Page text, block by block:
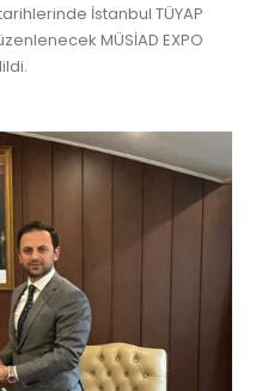
İstanbul TÜYAP
MÜSİAD EXPO